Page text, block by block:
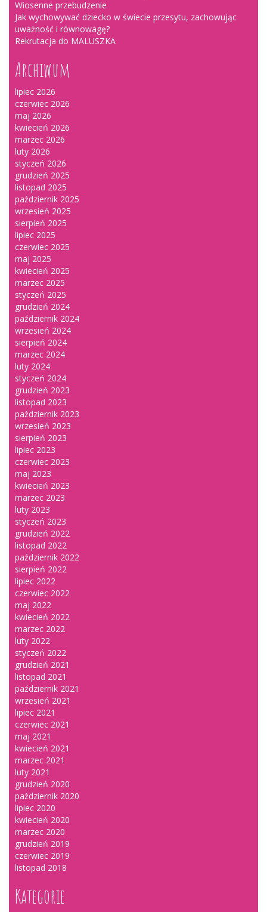
Wiosenne przebudzenie
Jak wychowywać dziecko w świecie przesytu, zachowując
uważność i równowagę?
Rekrutacja do MALUSZKA
Archiwum
lipiec 2026
czerwiec 2026
maj 2026
kwiecień 2026
marzec 2026
luty 2026
styczeń 2026
grudzień 2025
listopad 2025
październik 2025
wrzesień 2025
sierpień 2025
lipiec 2025
czerwiec 2025
maj 2025
kwiecień 2025
marzec 2025
styczeń 2025
grudzień 2024
październik 2024
wrzesień 2024
sierpień 2024
marzec 2024
luty 2024
styczeń 2024
grudzień 2023
listopad 2023
październik 2023
wrzesień 2023
sierpień 2023
lipiec 2023
czerwiec 2023
maj 2023
kwiecień 2023
marzec 2023
luty 2023
styczeń 2023
grudzień 2022
listopad 2022
październik 2022
sierpień 2022
lipiec 2022
czerwiec 2022
maj 2022
kwiecień 2022
marzec 2022
luty 2022
styczeń 2022
grudzień 2021
listopad 2021
październik 2021
wrzesień 2021
lipiec 2021
czerwiec 2021
maj 2021
kwiecień 2021
marzec 2021
luty 2021
grudzień 2020
październik 2020
lipiec 2020
kwiecień 2020
marzec 2020
grudzień 2019
czerwiec 2019
listopad 2018
Kategorie